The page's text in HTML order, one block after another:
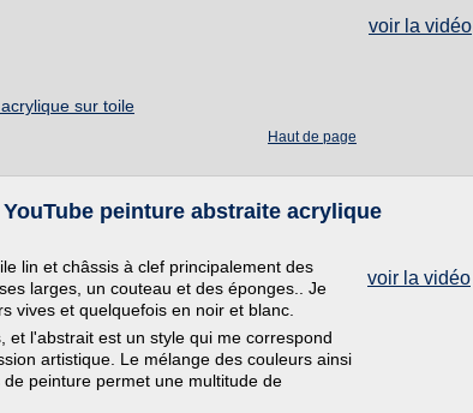
voir la vidéo
sur toile
Haut de page
peinture abstraite acrylique
voir la vidéo
lin et châssis à clef principalement des
larges, un couteau et des éponges.. Je
vives et quelquefois en noir et blanc.
et l'abstrait est un style qui me correspond
artistique. Le mélange des couleurs ainsi
peinture permet une multitude de